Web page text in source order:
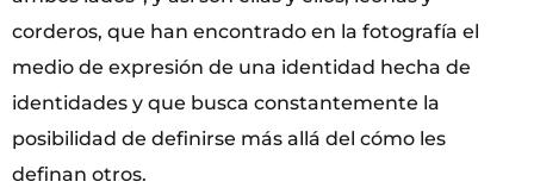
corderos, que han encontrado en la fotografía el
medio de expresión de una identidad hecha de
identidades y que busca constantemente la
posibilidad de definirse más allá del cómo les
definan otros.